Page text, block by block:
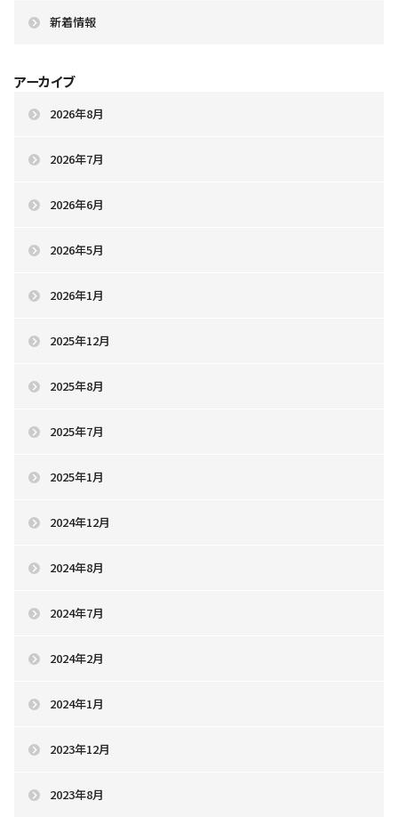
新着情報
アーカイブ
2026年8月
2026年7月
2026年6月
2026年5月
2026年1月
2025年12月
2025年8月
2025年7月
2025年1月
2024年12月
2024年8月
2024年7月
2024年2月
2024年1月
2023年12月
2023年8月